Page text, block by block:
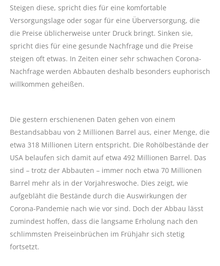
Steigen diese, spricht dies für eine komfortable
Versorgungslage oder sogar für eine Überversorgung, die
die Preise üblicherweise unter Druck bringt. Sinken sie,
spricht dies für eine gesunde Nachfrage und die Preise
steigen oft etwas. In Zeiten einer sehr schwachen Corona-
Nachfrage werden Abbauten deshalb besonders euphorisch
willkommen geheißen.
Die gestern erschienenen Daten gehen von einem
Bestandsabbau von 2 Millionen Barrel aus, einer Menge, die
etwa 318 Millionen Litern entspricht. Die Rohölbestände der
USA belaufen sich damit auf etwa 492 Millionen Barrel. Das
sind – trotz der Abbauten – immer noch etwa 70 Millionen
Barrel mehr als in der Vorjahreswoche. Dies zeigt, wie
aufgebläht die Bestände durch die Auswirkungen der
Corona-Pandemie nach wie vor sind. Doch der Abbau lässt
zumindest hoffen, dass die langsame Erholung nach den
schlimmsten Preiseinbrüchen im Frühjahr sich stetig
fortsetzt.